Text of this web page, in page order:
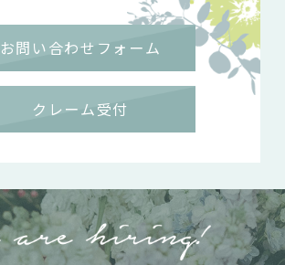
お問い合わせフォーム
クレーム受付